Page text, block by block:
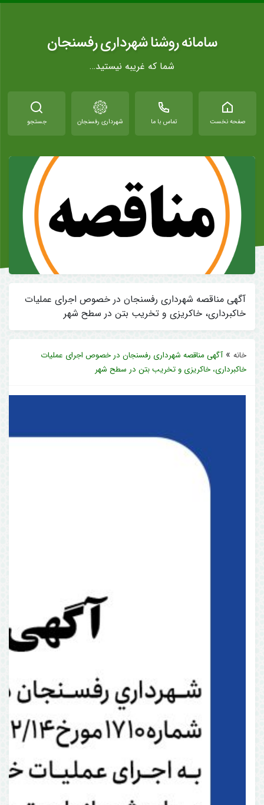
سامانه روشنا شهرداری رفسنجان
شما که غریبه نیستید…
صفحه نخست تماس با ما شهرداری رفسنجان جستجو
آگهی مناقصه شهرداری رفسنجان در خصوص اجرای عملیات
خاکبرداری، خاکریزی و تخریب بتن در سطح شهر
خانه »آگهی مناقصه شهرداری رفسنجان در خصوص اجرای عملیات
خاکبرداری، خاکریزی و تخریب بتن در سطح شهر